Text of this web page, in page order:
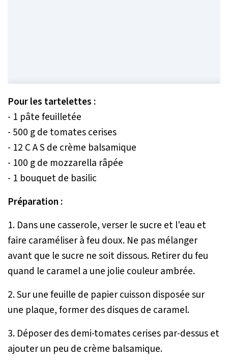
Pour les tartelettes :
- 1 pâte feuilletée
- 500 g de tomates cerises
- 12 C A S de crème balsamique
- 100 g de mozzarella râpée
- 1 bouquet de basilic
Préparation :
1. Dans une casserole, verser le sucre et l'eau et
faire caraméliser à feu doux. Ne pas mélanger
avant que le sucre ne soit dissous. Retirer du feu
quand le caramel a une jolie couleur ambrée.
2. Sur une feuille de papier cuisson disposée sur
une plaque, former des disques de caramel.
3. Déposer des demi-tomates cerises par-dessus et
ajouter un peu de crème balsamique.